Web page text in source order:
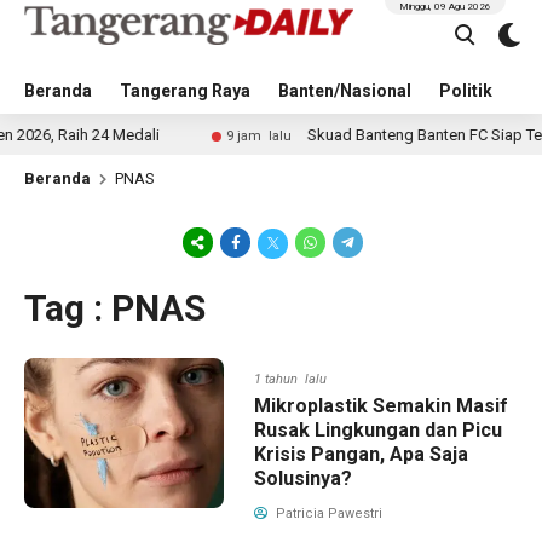
Beranda Tangerang Raya Banten/Nasional Politik
Minggu, 09 Agu 2026
Raih 24 Medali 9 jam lalu Skuad Banteng Banten FC Siap
Beranda PNAS
Tag : PNAS
1 tahun lalu
Mikroplastik Semakin Masif
Rusak Lingkungan dan Picu
Krisis Pangan, Apa Saja
Solusinya?
Patricia Pawestri